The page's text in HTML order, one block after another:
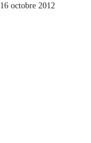
16 octobre 2012